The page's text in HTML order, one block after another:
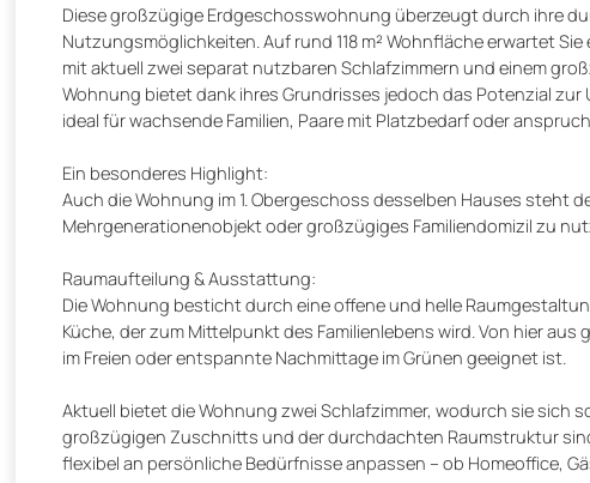
Diese großzügige Erdgeschosswohnung überzeugt durch ihre
Nutzungsmöglichkeiten. Auf rund 118 m² Wohnfläche erwartet
mit aktuell zwei separat nutzbaren Schlafzimmern und einem
Wohnung bietet dank ihres Grundrisses jedoch das Potenzial
ideal für wachsende Familien, Paare mit Platzbedarf oder
Ein besonderes Highlight:
Auch die Wohnung im 1. Obergeschoss desselben Hauses steht
Mehrgenerationenobjekt oder großzügiges Familiendomizil zu
Raumaufteilung & Ausstattung:
Die Wohnung besticht durch eine offene und helle
Küche, der zum Mittelpunkt des Familienlebens wird. Von hier
im Freien oder entspannte Nachmittage im Grünen geeignet ist.
Aktuell bietet die Wohnung zwei Schlafzimmer, wodurch sie sich
großzügigen Zuschnitts und der durchdachten Raumstruktur
flexibel an persönliche Bedürfnisse anpassen – ob Homeoffice,